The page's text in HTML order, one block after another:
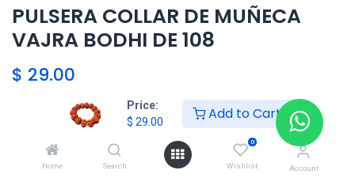
Price:
$ 29.00 Add to Cart
Home Search
0
Wishlist Account
PULSERA COLLAR DE MUÑECA
VAJRA BODHI DE 108
$ 29.00
Agregar al carrito
Agregar a la lista de deseos